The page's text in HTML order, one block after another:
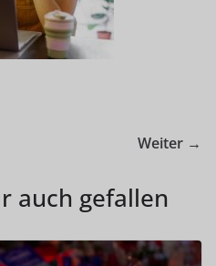
Weiter →
auch gefallen